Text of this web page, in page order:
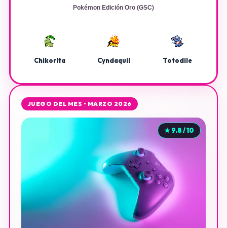
Pokémon Edición Oro (GSC)
Chikorita Cyndaquil Totodile
JUEGO DEL MES • MARZO 2026
★ 9.8 / 10